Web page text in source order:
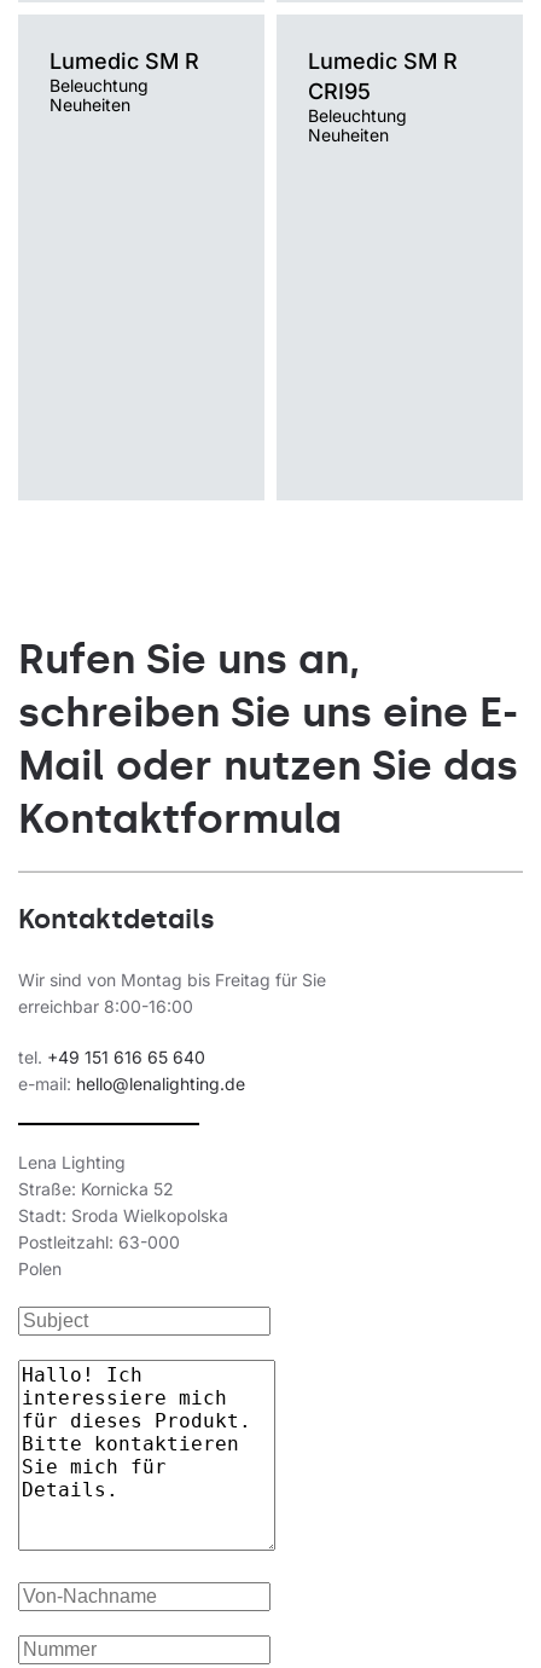
Lumedic SM R
Beleuchtung
Neuheiten
Lumedic SM R
CRI95
Beleuchtung
Neuheiten
Rufen Sie uns an,
schreiben Sie uns eine E-
Mail oder nutzen Sie das
Kontaktformula
Kontaktdetails
Wir sind von Montag bis Freitag für Sie
erreichbar 8:00-16:00
tel. +49 151 616 65 640
e-mail: hello@lenalighting.de
Lena Lighting
Straße: Kornicka 52
Stadt: Sroda Wielkopolska
Postleitzahl: 63-000
Polen